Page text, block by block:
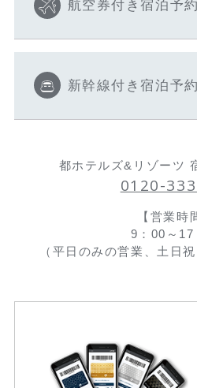
航空券付き宿泊予約
新幹線付き宿泊予約
都ホテルズ&リゾーツ
0120-
【営業時
9：00～17
（平日のみの営業、土日